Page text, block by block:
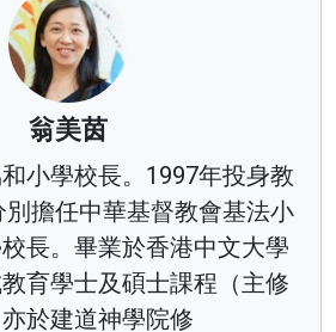
翁美茵
小學校長。1997年投身教
擔任中華基督教會基法小
長。畢業於香港中文大學
育學士及碩士課程（主修
於建道神學院修